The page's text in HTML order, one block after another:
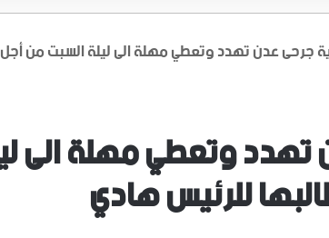
جرحى عدن تهدد وتعطي مهلة الى ليلة السبت من
وتعطي مهلة الى
للرئيس هادي